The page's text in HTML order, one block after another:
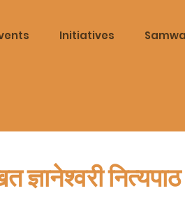
Initiatives
ज्ञानेश्वरी नित्यपाठ